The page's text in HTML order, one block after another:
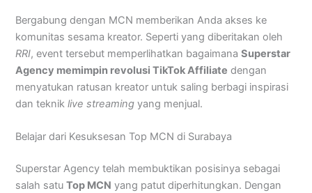
Bergabung dengan MCN memberikan Anda akses ke
komunitas sesama kreator. Seperti yang diberitakan oleh
RRI, event tersebut memperlihatkan bagaimanaSuperstar
Agency memimpin revolusi TikTok Affiliate dengan
menyatukan ratusan kreator untuk saling berbagi inspirasi
dan tekniklive streaming yang menjual.
Belajar dari Kesuksesan Top MCN di Surabaya
Superstar Agency telah membuktikan posisinya sebagai
salah satuTop MCN yang patut diperhitungkan. Dengan